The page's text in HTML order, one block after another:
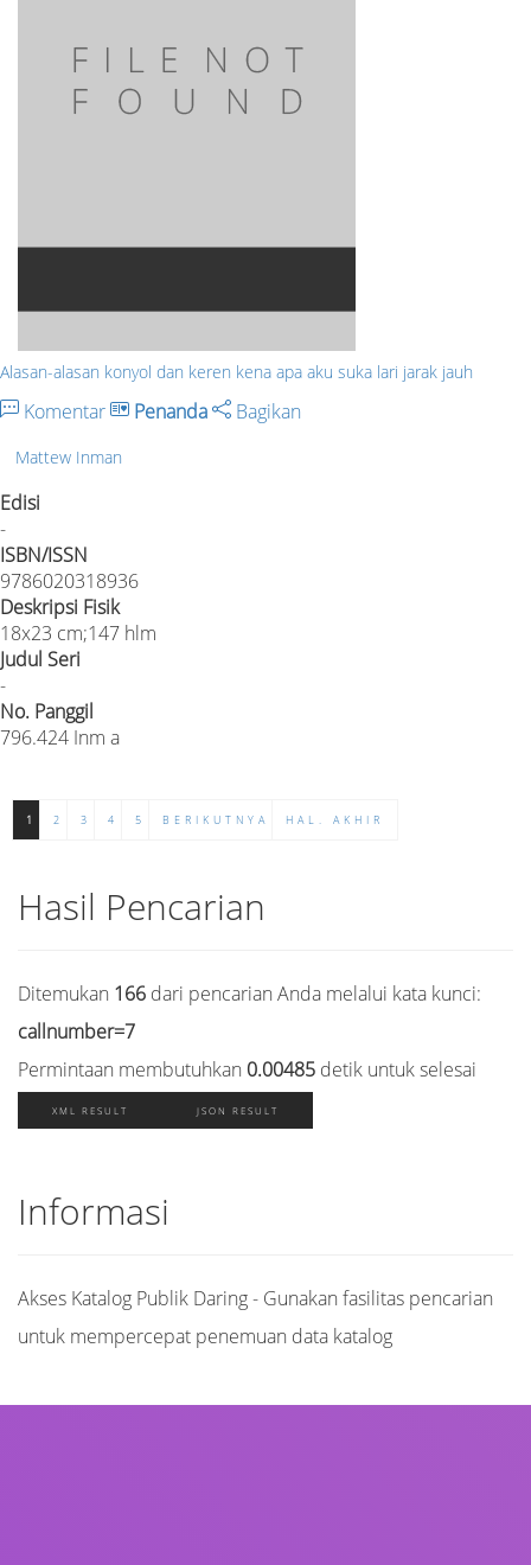
Alasan-alasan konyol dan keren kena apa aku suka lari jarak jauh
Komentar Penanda Bagikan
Mattew Inman
Edisi
-
ISBN/ISSN
9786020318936
Deskripsi Fisik
18x23 cm;147 hlm
Judul Seri
-
No. Panggil
796.424 Inm a
1 2 3 4 5 BERIKUTNYA HAL. AKHIR
Hasil Pencarian
Ditemukan 166 dari pencarian Anda melalui kata kunci:
callnumber=7
Permintaan membutuhkan 0.00485 detik untuk selesai
XML RESULT JSON RESULT
Informasi
Akses Katalog Publik Daring - Gunakan fasilitas pencarian
untuk mempercepat penemuan data katalog